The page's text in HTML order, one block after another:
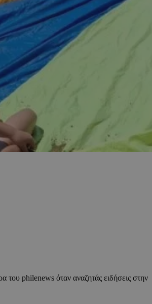
του philenews όταν αναζητάς ειδήσεις στην